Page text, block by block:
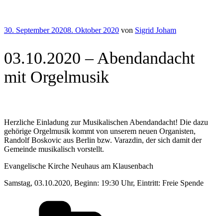
Veröffentlicht
30. September 20208. Oktober 2020 von Sigrid Joham
03.10.2020 – Abendandacht
mit Orgelmusik
Herzliche Einladung zur Musikalischen Abendandacht! Die dazu
gehörige Orgelmusik kommt von unserem neuen Organisten,
Randolf Boskovic aus Berlin bzw. Varazdin, der sich damit der
Gemeinde musikalisch vorstellt.
Evangelische Kirche Neuhaus am Klausenbach
Samstag, 03.10.2020, Beginn: 19:30 Uhr, Eintritt: Freie Spende